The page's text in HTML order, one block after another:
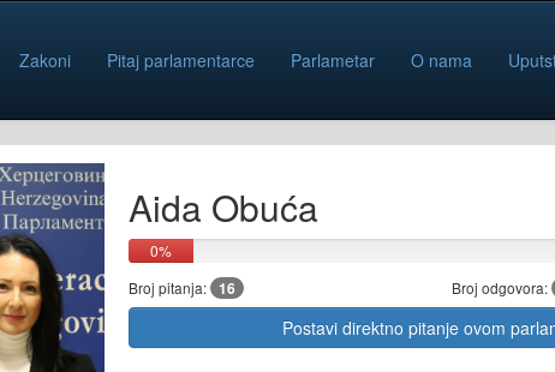
Zakoni Pitaj parlamentarce Parlametar O nama
Aida Obuća
0%
Broj pitanja: 16 Broj odgovora:
Postavi direktno pitanje ovom